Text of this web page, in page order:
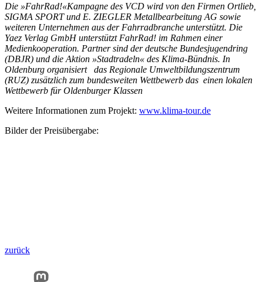
Die »FahrRad!«Kampagne des VCD wird von den Firmen Ortlieb,
SIGMA SPORT und E. ZIEGLER Metallbearbeitung AG sowie
weiteren Unternehmen aus der Fahrradbranche unterstützt. Die
Yaez Verlag GmbH unterstützt FahrRad! im Rahmen einer
Medienkooperation. Partner sind der deutsche Bundesjugendring
(DBJR) und die Aktion »Stadtradeln« des Klima-Bündnis. In
Oldenburg organisiert das Regionale Umweltbildungszentrum
(RUZ) zusätzlich zum bundesweiten Wettbewerb das einen lokalen
Wettbewerb für Oldenburger Klassen
Weitere Informationen zum Projekt: www.klima-tour.de
Bilder der Preisübergabe:
zurück